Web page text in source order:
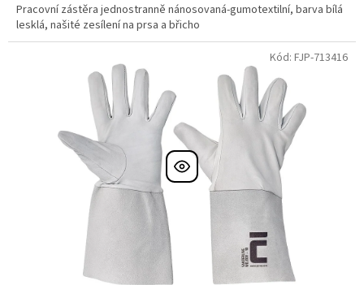
Pracovní zástěra jednostranně nánosovaná-gumotextilní, barva bílá
lesklá, našité zesílení na prsa a břicho
Kód: FJP-713416